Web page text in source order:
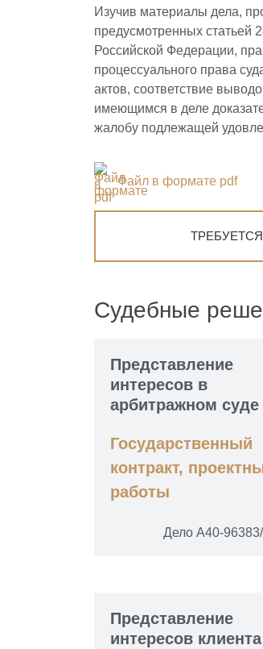
Изучив материалы дела,
предусмотренных статьей
Российской Федерации,
процессуального права
актов, соответствие
имеющимся в деле
жалобу подлежащей
Файл в формате pdf
Судебные
Представление
интересов в
арбитражном суде
Государственный
контракт,
работы
Дело А40-
Представление
интересов